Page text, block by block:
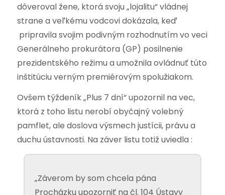
dôveroval žene, ktorá svoju „lojalitu“ vládnej
strane a veľkému vodcovi dokázala, keď
pripravila svojim podivným rozhodnutím vo veci
Generálneho prokurátora (GP) posilnenie
prezidentského režimu a umožnila ovládnuť túto
inštitúciu verným premiérovým spolužiakom.
Ovšem týždeník „Plus 7 dní“ upozornil na vec,
ktorá z toho listu nerobí obyčajný volebný
pamflet, ale doslova výsmech justícii, právu a
duchu ústavnosti. Na záver listu totiž uviedla :
„Záverom by som chcela pána
Procházku upozorniť na čl. 104 Ústavy